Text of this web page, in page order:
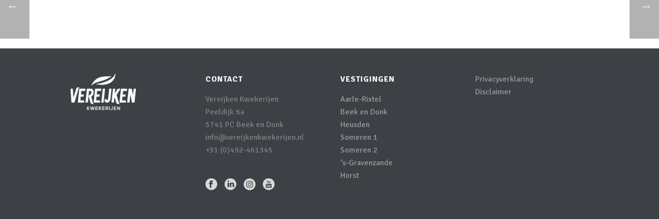
CONTACT
Vereijken Kwekerijen
Peeldijk 6a
5741 PC Beek en Donk
info@vereijkenkwekerijen.nl
+31 (0)492-461345
VESTIGINGEN
Aarle-Rixtel
Beek en Donk
Heusden
Someren 1
Someren 2
‘s-Gravenzande
Horst
Privacyverklaring
Disclaimer